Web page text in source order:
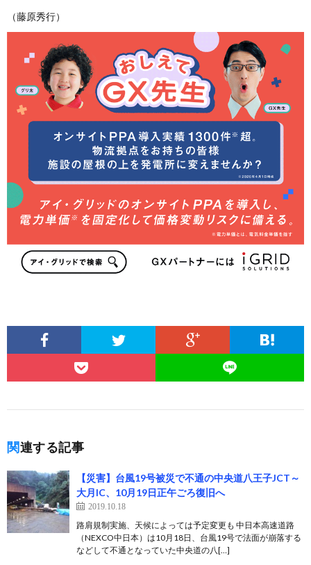
（藤原秀行）
関連する記事
【災害】台風19号被災で不通の中央道八王子JCT～
大月IC、10月19日正午ごろ復旧へ
2019.10.18
路肩規制実施、天候によっては予定変更も 中日本高速道路
（NEXCO中日本）は10月18日、台風19号で法面が崩落する
などして不通となっていた中央道の八[…]